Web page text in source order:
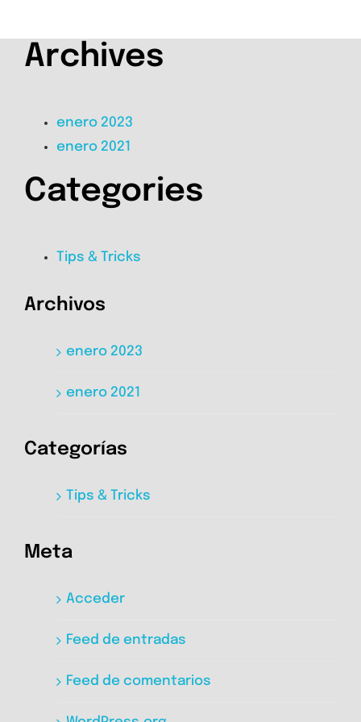
Archives
enero 2023
enero 2021
Categories
Tips & Tricks
Archivos
enero 2023
enero 2021
Categorías
Tips & Tricks
Meta
Acceder
Feed de entradas
Feed de comentarios